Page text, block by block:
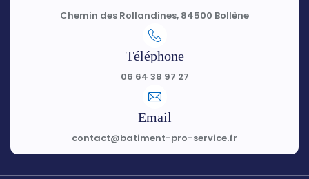
Chemin des Rollandines, 84500 Bollène
Téléphone
06 64 38 97 27
Email
contact@batiment-pro-service.fr